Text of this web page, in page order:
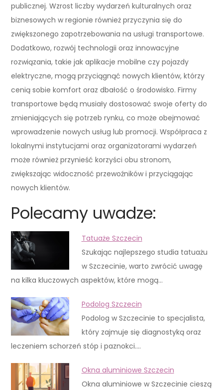
publicznej. Wzrost liczby wydarzeń kulturalnych oraz
biznesowych w regionie również przyczynia się do
zwiększonego zapotrzebowania na usługi transportowe.
Dodatkowo, rozwój technologii oraz innowacyjne
rozwiązania, takie jak aplikacje mobilne czy pojazdy
elektryczne, mogą przyciągnąć nowych klientów, którzy
cenią sobie komfort oraz dbałość o środowisko. Firmy
transportowe będą musiały dostosować swoje oferty do
zmieniających się potrzeb rynku, co może obejmować
wprowadzenie nowych usług lub promocji. Współpraca z
lokalnymi instytucjami oraz organizatorami wydarzeń
może również przynieść korzyści obu stronom,
zwiększając widoczność przewoźników i przyciągając
nowych klientów.
Polecamy uwadze:
Tatuaże Szczecin
Szukając najlepszego studia tatuażu
w Szczecinie, warto zwrócić uwagę
na kilka kluczowych aspektów, które mogą…
Podolog Szczecin
Podolog w Szczecinie to specjalista,
który zajmuje się diagnostyką oraz
leczeniem schorzeń stóp i paznokci.…
Okna aluminiowe Szczecin
Okna aluminiowe w Szczecinie cieszą